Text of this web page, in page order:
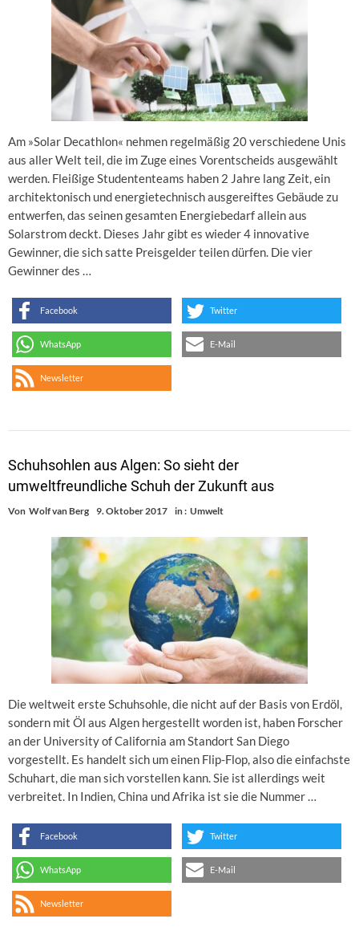
Am »Solar Decathlon« nehmen regelmäßig 20 verschiedene Unis
aus aller Welt teil, die im Zuge eines Vorentscheids ausgewählt
werden. Fleißige Studententeams haben 2 Jahre lang Zeit, ein
architektonisch und energietechnisch ausgereiftes Gebäude zu
entwerfen, das seinen gesamten Energiebedarf allein aus
Solarstrom deckt. Dieses Jahr gibt es wieder 4 innovative
Gewinner, die sich satte Preisgelder teilen dürfen. Die vier
Gewinner des …
Facebook Twitter
WhatsApp E-Mail
Newsletter
Schuhsohlen aus Algen: So sieht der
umweltfreundliche Schuh der Zukunft aus
Von Wolf van Berg 9. Oktober 2017 in : Umwelt
Die weltweit erste Schuhsohle, die nicht auf der Basis von Erdöl,
sondern mit Öl aus Algen hergestellt worden ist, haben Forscher
an der University of California am Standort San Diego
vorgestellt. Es handelt sich um einen Flip-Flop, also die einfachste
Schuhart, die man sich vorstellen kann. Sie ist allerdings weit
verbreitet. In Indien, China und Afrika ist sie die Nummer …
Facebook Twitter
WhatsApp E-Mail
Newsletter